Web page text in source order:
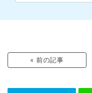
« 前の記事